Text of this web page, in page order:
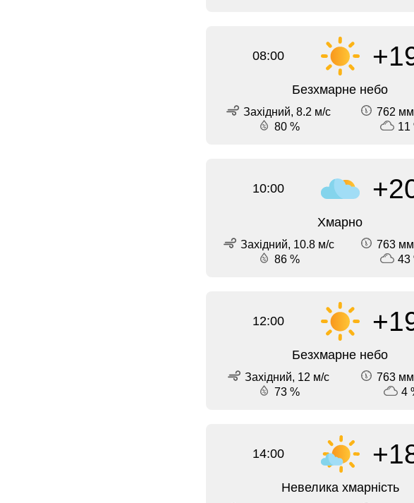
08:00
Безхмарне небо
Західний, 8.2 м/с
762 мм
80 %
11
10:00
Хмарно
Західний, 10.8 м/с
763 мм
86 %
43
12:00
Безхмарне небо
Західний, 12 м/с
763 мм
73 %
4
14:00
Невелика хмарність